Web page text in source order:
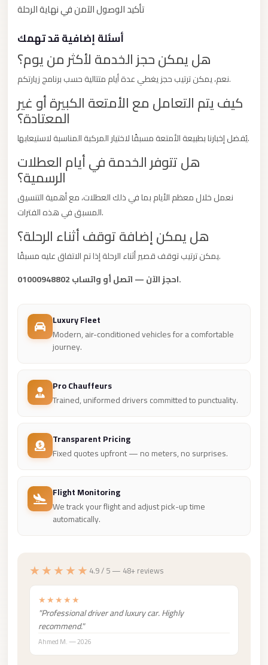
تأكيد الوصول الآمن في نهاية الرحلة
أسئلة إضافية قد تهمك
هل يمكن حجز الخدمة لأكثر من يوم؟
نعم، يمكن ترتيب حجز يغطي عدة أيام متتالية حسب برنامج زيارتكم.
كيف يتم التعامل مع الأمتعة الكبيرة أو غير
المعتادة؟
يُفضل إخبارنا بطبيعة الأمتعة مسبقًا لاختيار المركبة المناسبة لاستيعابها.
هل تتوفر الخدمة في أيام العطلات
الرسمية؟
نعمل خلال معظم الأيام بما في ذلك العطلات، مع أهمية التنسيق
المسبق في هذه الفترات.
هل يمكن إضافة توقف أثناء الرحلة؟
يمكن ترتيب توقف قصير أثناء الرحلة إذا تم الاتفاق عليه مسبقًا.
احجز الآن — اتصل أو واتساب 01000948802.
Luxury Fleet
Modern, air-conditioned vehicles for a comfortable
journey.
Pro Chauffeurs
Trained, uniformed drivers committed to punctuality.
Transparent Pricing
Fixed quotes upfront — no meters, no surprises.
Flight Monitoring
We track your flight and adjust pick-up time
automatically.
★★★★★ 4.9 / 5 — 48+ reviews
★★★★★
"Professional driver and luxury car. Highly
recommend."
Ahmed M. — 2026
Administrative
Capital
Limousine
Taxi
Nasr
Limousine
Service
Nasr
Limousine
Mohandessin
Mercedes
Mercedes
Driver
Mercedes
Matrouh
Mansoura
Limousine
Mansoura
Limousine